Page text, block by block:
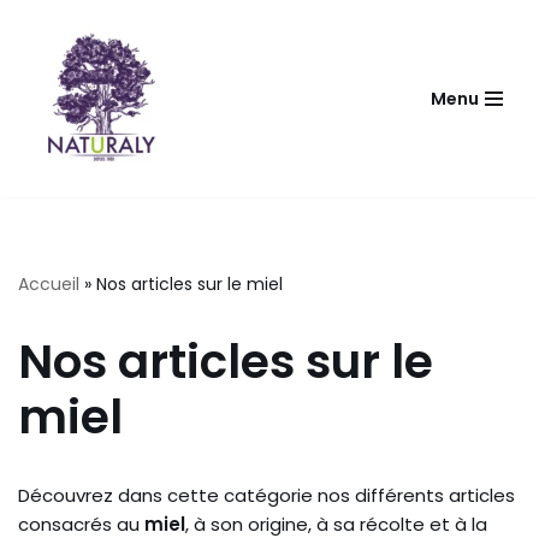
contenu
Menu
Accueil » Nos articles sur le miel
Nos articles sur le
miel
Découvrez dans cette catégorie nos différents articles
consacrés au miel, à son origine, à sa récolte et à la